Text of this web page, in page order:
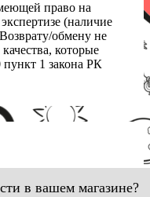
право на
(наличие
обмену не
которые
пункт 1 закона РК
в вашем магазине?